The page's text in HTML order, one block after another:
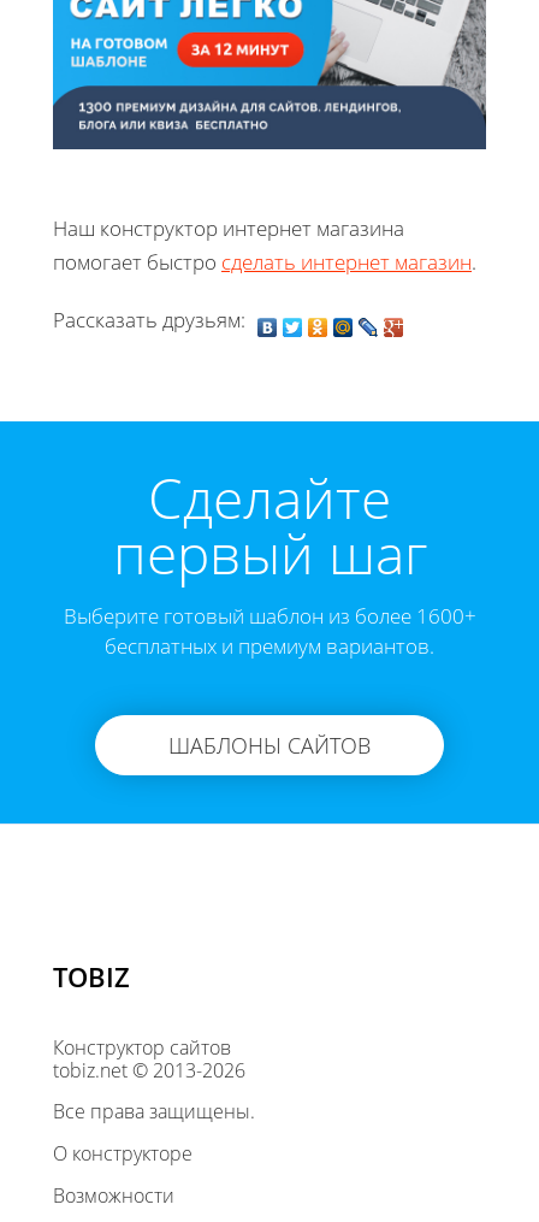
Наш конструктор интернет магазина
помогает быстро сделать интернет магазин.
Рассказать друзьям:
Cделайте
первый шаг
Выберите готовый шаблон из более 1600+
бесплатных и премиум вариантов.
ШАБЛОНЫ САЙТОВ
TOBIZ
Конструктор сайтов
tobiz.net © 2013-2026
Все права защищены.
О конструкторе
Возможности